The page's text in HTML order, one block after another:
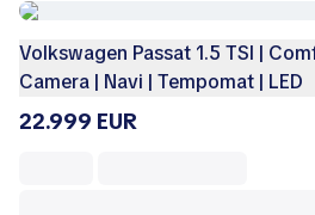
Volkswagen Passat 1.5 TSI |
Camera | Navi | Tempomat | LED
22.999 EUR